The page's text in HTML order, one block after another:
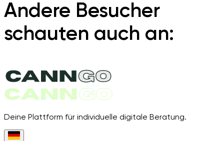
Andere Besucher
schauten auch an:
Deine Plattform für individuelle digitale Beratung.